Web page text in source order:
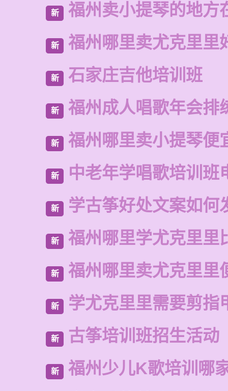
新 福州卖小提琴的地方
新 福州哪里卖尤克里里
新 石家庄吉他培训班
新 福州成人唱歌年会排
新 福州哪里卖小提琴便
新 中老年学唱歌培训班
新 学古筝好处文案如何
新 福州哪里学尤克里里
新 福州哪里卖尤克里里
新 学尤克里里需要剪指
新 古筝培训班招生活动
新 福州少儿K歌培训哪